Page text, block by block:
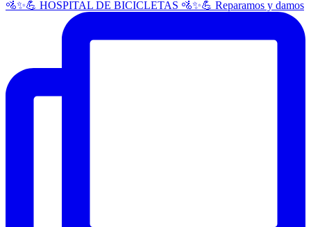
🚵✨💪 HOSPITAL DE BICICLETAS 🚵✨💪 Reparamos y damos